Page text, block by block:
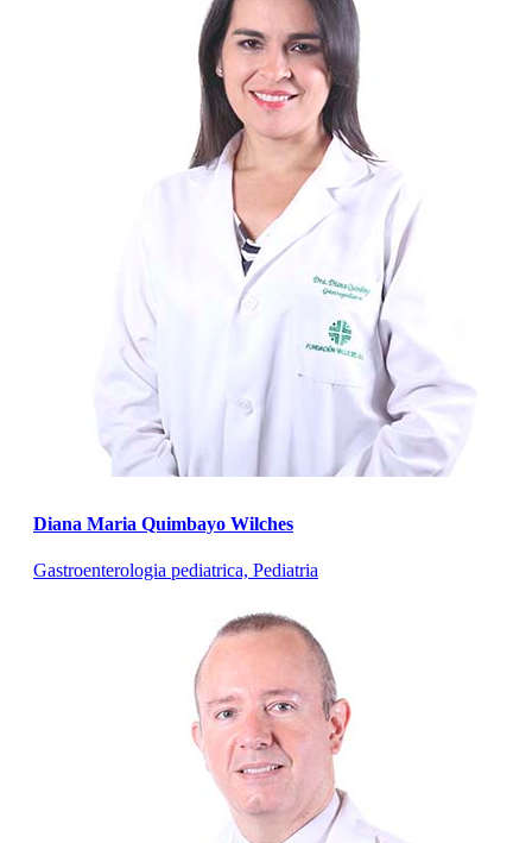
Diana Maria Quimbayo Wilches
Gastroenterologia pediatrica, Pediatria